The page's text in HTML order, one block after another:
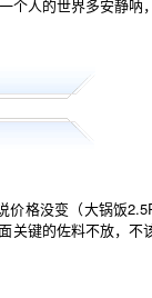
人的世界多安静
格没变（大锅饭
键的佐料不放，